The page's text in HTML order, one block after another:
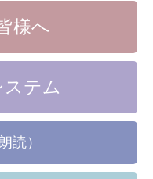
様へ
テム
読）